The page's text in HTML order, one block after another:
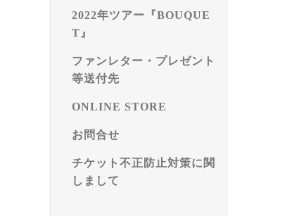
2022年ツアー『BOUQUE
T』
ファンレター・プレゼント
等送付先
ONLINE STORE
お問合せ
チケット不正防止対策に関
しまして